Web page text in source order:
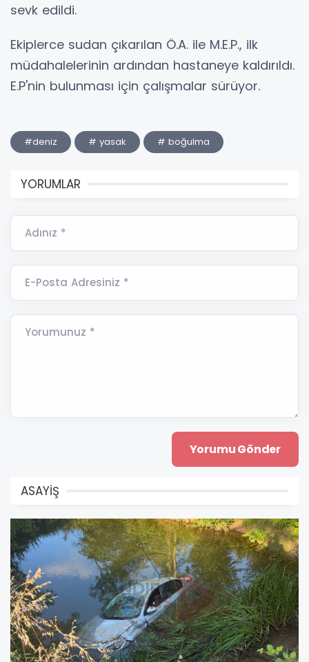
sevk edildi.
Ekiplerce sudan çıkarılan Ö.A. ile M.E.P., ilk
müdahalelerinin ardından hastaneye kaldırıldı.
E.P'nin bulunması için çalışmalar sürüyor.
#deniz # yasak # boğulma
YORUMLAR
Adınız *
E-Posta Adresiniz *
Yorumunuz *
ASAYİŞ